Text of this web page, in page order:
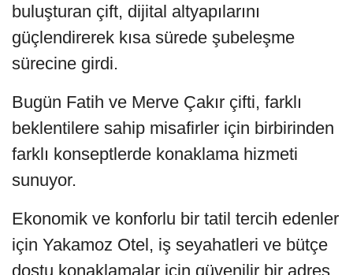
buluşturan çift, dijital altyapılarını
güçlendirerek kısa sürede şubeleşme
sürecine girdi.
Bugün Fatih ve Merve Çakır çifti, farklı
beklentilere sahip misafirler için birbirinden
farklı konseptlerde konaklama hizmeti
sunuyor.
Ekonomik ve konforlu bir tatil tercih edenler
için Yakamoz Otel, iş seyahatleri ve bütçe
dostu konaklamalar için güvenilir bir adres